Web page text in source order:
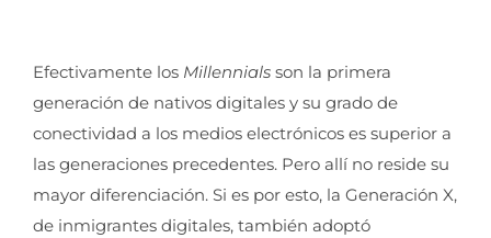
Efectivamente los Millennials son la primera
generación de nativos digitales y su grado de
conectividad a los medios electrónicos es superior a
las generaciones precedentes. Pero allí no reside su
mayor diferenciación. Si es por esto, la Generación X,
de inmigrantes digitales, también adoptó